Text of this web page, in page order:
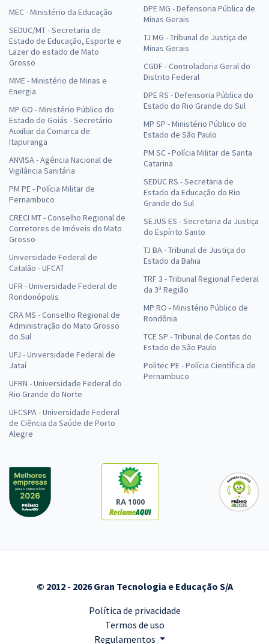
MEC - Ministério da Educação
SEDUC/MT - Secretaria de
Estado de Educação, Esporte e
Lazer do estado de Mato
Grosso
MME - Ministério de Minas e
Energia
MP GO - Ministério Público do
Estado de Goiás - Secretário
Auxiliar da Comarca de
Itapuranga
ANVISA - Agência Nacional de
Vigilância Sanitária
PM PE - Polícia Militar de
Pernambuco
CRECI MT - Conselho Regional de
Corretores de Imóveis do Mato
Grosso
Universidade Federal de
Catalão - UFCAT
UFR - Universidade Federal de
Rondonópolis
CRA MS - Conselho Regional de
Administração do Mato Grosso
do Sul
UFJ - Universidade Federal de
Jataí
UFRN - Universidade Federal do
Rio Grande do Norte
UFCSPA - Universidade Federal
de Ciência da Saúde de Porto
Alegre
DPE MG - Defensoria Pública de
Minas Gerais
TJ MG - Tribunal de Justiça de
Minas Gerais
CGDF - Controladoria Geral do
Distrito Federal
DPE RS - Defensoria Pública do
Estado do Rio Grande do Sul
MP SP - Ministério Público do
Estado de São Paulo
PM SC - Polícia Militar de Santa
Catarina
SEDUC RS - Secretaria de
Estado da Educação do Rio
Grande do Sul
SEJUS ES - Secretaria da Justiça
do Espírito Santo
TJ BA - Tribunal de Justiça do
Estado da Bahia
TRF 3 - Tribunal Regional Federal
da 3ª Região
MP RO - Ministério Público de
Rondônia
TCE SP - Tribunal de Contas do
Estado de São Paulo
Politec PE - Polícia Científica de
Pernambuco
RA 1000
© 2012 - 2026 Gran Tecnologia e Educação S/A
Política de privacidade
Termos de uso
Regulamentos